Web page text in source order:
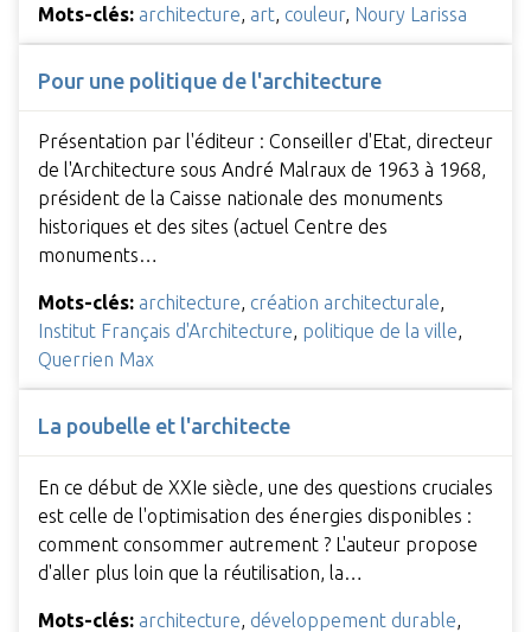
Mots-clés: architecture, art, couleur, Noury Larissa
Pour une politique de l'architecture
Présentation par l'éditeur : Conseiller d'Etat, directeur
de l'Architecture sous André Malraux de 1963 à 1968,
président de la Caisse nationale des monuments
historiques et des sites (actuel Centre des
monuments…
Mots-clés: architecture, création architecturale,
Institut Français d'Architecture, politique de la ville,
Querrien Max
La poubelle et l'architecte
En ce début de XXIe siècle, une des questions cruciales
est celle de l'optimisation des énergies disponibles :
comment consommer autrement ? L'auteur propose
d'aller plus loin que la réutilisation, la…
Mots-clés: architecture développement durable